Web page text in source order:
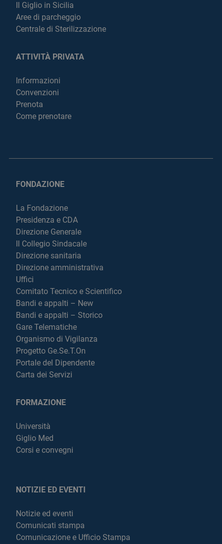
Il Giglio in Sicilia
Aree di parcheggio
Centrale di Sterilizzazione
ATTIVITÀ PRIVATA
Informazioni
Convenzioni
Prenota
Come prenotare
FONDAZIONE
La Fondazione
Presidenza e CDA
Direzione Generale
Il Collegio Sindacale
Direzione sanitaria
Direzione amministrativa
Uffici
Comitato Tecnico e Scientifico
Bandi e appalti – New
Bandi e appalti – Storico
Gare Telematiche
Organismo di Vigilanza
Progetto Ge.Se.T.On
Portale del Dipendente
Carta dei Servizi
FORMAZIONE
Università
Giglio Med
Corsi e convegni
NOTIZIE ED EVENTI
Notizie ed eventi
Comunicati stampa
Comunicazione e Ufficio Stampa